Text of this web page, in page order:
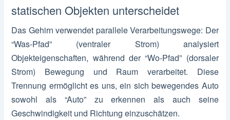
statischen Objekten unterscheidet
Das Gehirn verwendet parallele Verarbeitungswege: Der
“Was-Pfad” (ventraler Strom) analysiert
Objekteigenschaften, während der “Wo-Pfad” (dorsaler
Strom) Bewegung und Raum verarbeitet. Diese
Trennung ermöglicht es uns, ein sich bewegendes Auto
sowohl als “Auto” zu erkennen als auch seine
Geschwindigkeit und Richtung einzuschätzen.